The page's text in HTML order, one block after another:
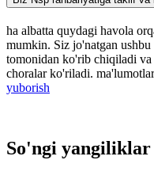
ha albatta quydagi havola
mumkin. Siz jo'natgan
tomonidan ko'rib chiqiladi va
choralar ko'riladi.
yuborish
So'ngi yangiliklar